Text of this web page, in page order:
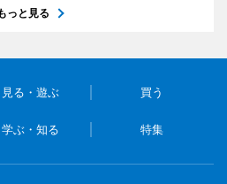
っと見る
見る・遊ぶ 買う
学ぶ・知る 特集